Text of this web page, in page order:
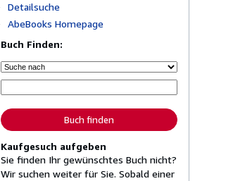
Detailsuche
AbeBooks Homepage
Buch Finden:
Buch finden
Kaufgesuch aufgeben
Sie finden Ihr gewünschtes Buch nicht?
Wir suchen weiter für Sie. Sobald einer